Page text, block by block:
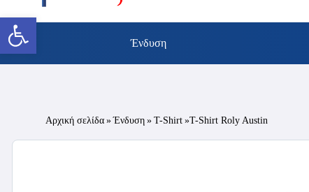
Ανοίξτε τη γραμμή εργαλείων
Ένδυση
Αρχική σελίδα » Ένδυση » T-Shirt »T-Shirt Roly Austin